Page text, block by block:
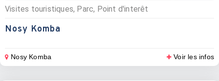
Visites touristiques, Parc, Point d'interêt
Nosy Komba
Nosy Komba Voir les infos